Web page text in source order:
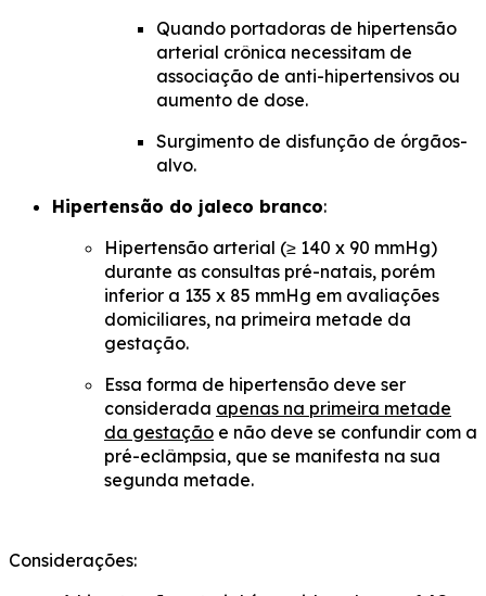
Quando portadoras de hipertensão
arterial crônica necessitam de
associação de anti-hipertensivos ou
aumento de dose.
Surgimento de disfunção de órgãos-
alvo.
Hipertensão do jaleco branco:
Hipertensão arterial (≥ 140 x 90 mmHg)
durante as consultas pré-natais, porém
inferior a 135 x 85 mmHg em avaliações
domiciliares, na primeira metade da
gestação.
Essa forma de hipertensão deve ser
considerada apenas na primeira metade
da gestação e não deve se confundir com a
pré-eclâmpsia, que se manifesta na sua
segunda metade.
Considerações: